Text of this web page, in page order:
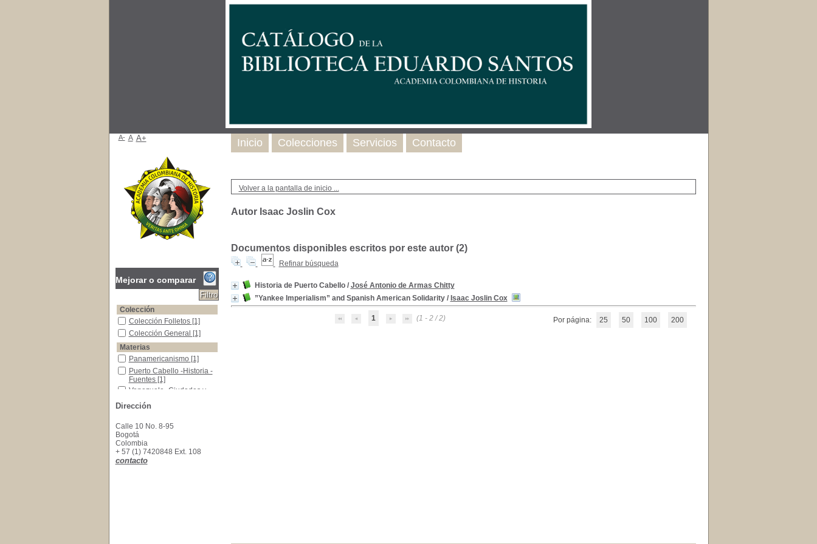
Volver a la pantalla de inicio ...
Autor Isaac Joslin Cox
Documentos disponibles escritos por este autor (2)
Refinar búsqueda
Historia de Puerto Cabello/ José Antonio de Armas Chitty
”Yankee Imperialism” and Spanish American Solidarity/ Isaac Joslin Cox
1 (1 - 2 / 2) Por página: 25 50 100 200
Inicio Colecciones Servicios Contacto
A- A A+
Mejorar o comparar
Colección
Colección Folletos
Colección Folletos [1]
Colección General
Colección General [1]
Materias
Panamericanismo
Panamericanismo [1]
Puerto Cabello -Historia -Fuentes
Puerto Cabello -Historia -
Fuentes [1]
Venezuela -Ciudades y Pueblos
Venezuela -Ciudades y
Dirección
Calle 10 No. 8-95
Bogotá
Colombia
+ 57 (1) 7420848 Ext. 108
contacto